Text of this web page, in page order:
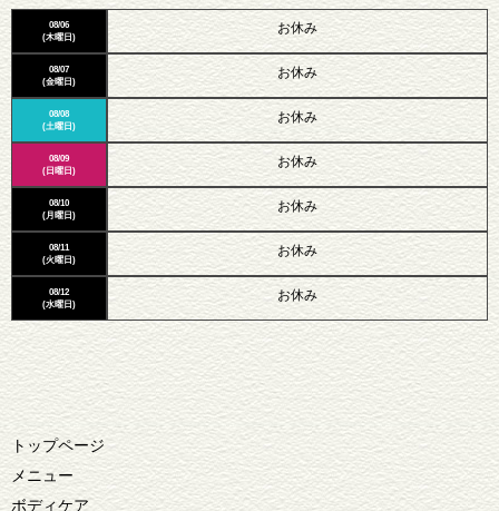
08/06
(木曜日)
08/07
(金曜日)
08/08
(土曜日)
08/09
(日曜日)
08/10
(月曜日)
08/11
(火曜日)
08/12
(水曜日)
お休み
お休み
お休み
お休み
お休み
お休み
お休み
トップページ
メニュー
ボディケア